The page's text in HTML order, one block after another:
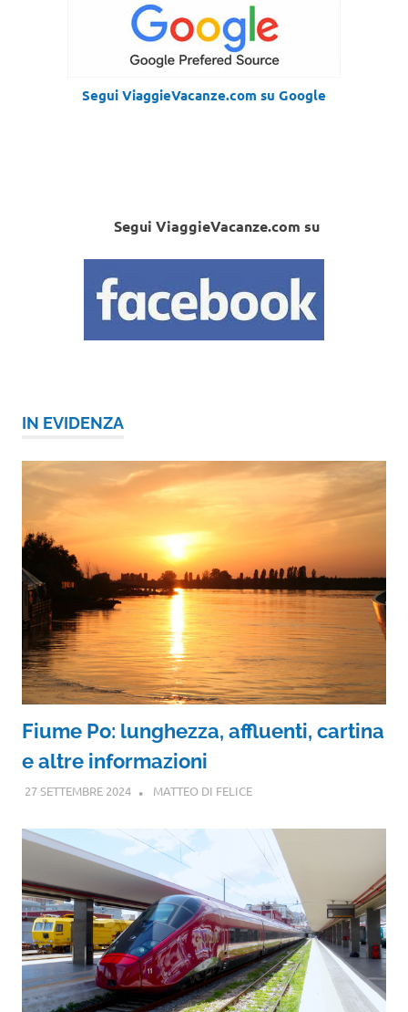
Segui ViaggieVacanze.com su Google
Segui ViaggieVacanze.com su
IN EVIDENZA
Fiume Po: lunghezza, affluenti, cartina
e altre informazioni
27 SETTEMBRE 2024 MATTEO DI FELICE